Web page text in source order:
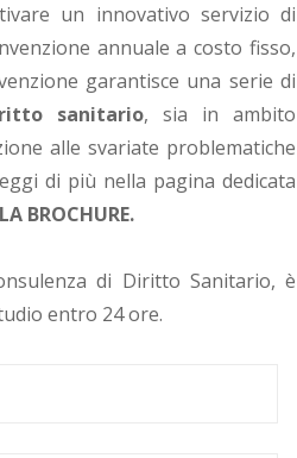
un innovativo servizio di
annuale a costo fisso,
garantisce una serie di
sanitario, sia in ambito
alle svariate problematiche
di più nella pagina dedicata
BROCHURE.
di Diritto Sanitario, è
entro 24 ore.